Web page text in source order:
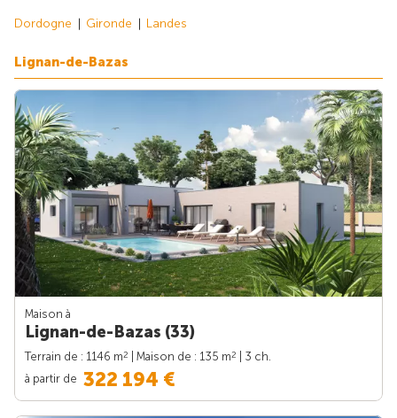
Dordogne Gironde Landes
Lignan-de-Bazas
Maison à
Lignan-de-Bazas (33)
Terrain de : 1146 m2 | Maison de : 135 m2
| 3 ch.
à partir de 322 194 €